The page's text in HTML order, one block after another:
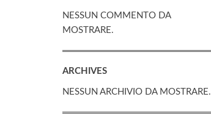
NESSUN COMMENTO DA
MOSTRARE.
ARCHIVES
NESSUN ARCHIVIO DA MOSTRARE.